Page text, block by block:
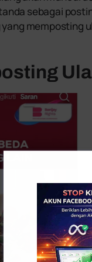
sebagai
memposting